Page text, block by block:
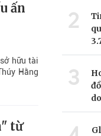
ấn
hữu tài
Hằng
từ
2
3